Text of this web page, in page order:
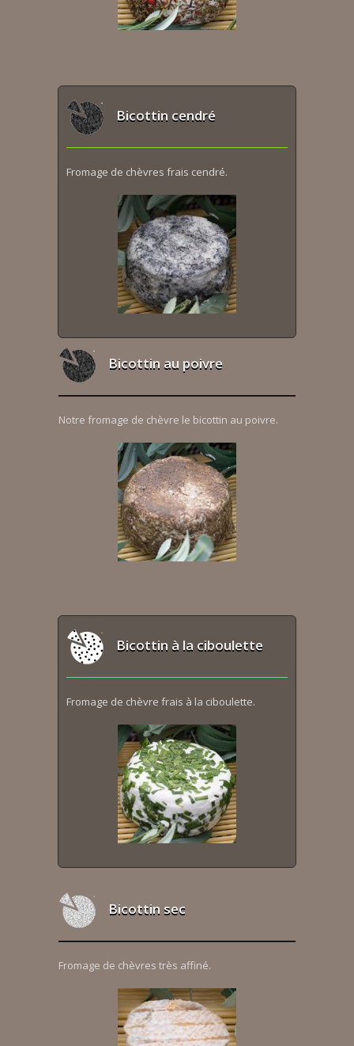
Bicottin cendré
Fromage de chèvres frais cendré.
Bicottin au poivre
Notre fromage de chèvre le bicottin au poivre.
Bicottin à la ciboulette
Fromage de chèvre frais à la ciboulette.
Bicottin sec
Fromage de chèvres très affiné.